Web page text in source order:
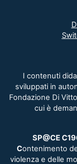
I contenuti
sviluppati in
Fondazione Di
cui è
SP@CE
Contenimento
violenza e delle